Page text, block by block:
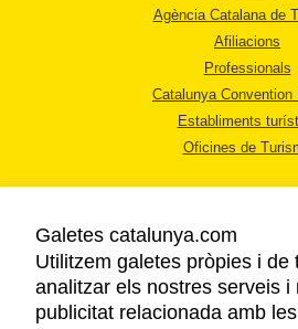
Agència Catalana de
Afiliacions
Professionals
Catalunya Convention
Establiments
Oficines de
AVÍS LEGAL
Galetes catalunya.com
Utilitzem galetes pròpies i de
analitzar els nostres serveis i
publicitat relacionada amb